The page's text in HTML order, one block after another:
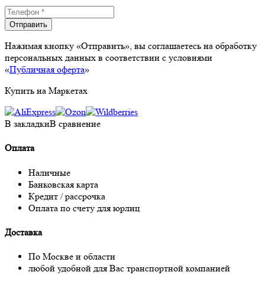
Отправить
Нажимая кнопку «Отправить», вы соглашаетесь на обработку
персональных данных в соответствии с условиями
«Публичная оферта»
Купить на Маркетах
В закладкиВ сравнение
Оплата
Наличные
Банковская карта
Кредит / рассрочка
Оплата по счету для юрлиц
Доставка
По Москве и области
любой удобной для Вас транспортной компанией